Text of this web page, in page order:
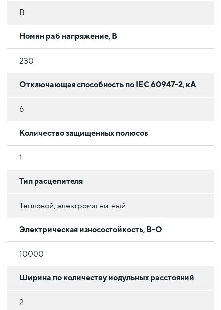
B
Номин раб напряжение, В
230
Отключающая способность по IEC 60947-2, кА
6
Количество защищенных полюсов
1
Тип расцепителя
Тепловой, электромагнитный
Электрическая износостойкость, В-О
10000
Ширина по количеству модульных расстояний
2